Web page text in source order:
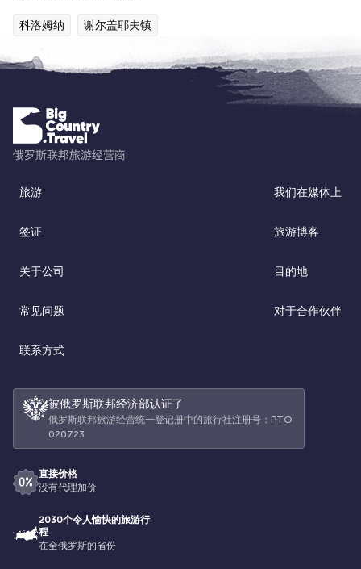
科洛姆纳 谢尔盖耶夫镇
旅游 我们在媒体上
签证 旅游博客
关于公司 目的地
常见问题 对于合作伙伴
联系方式
被俄罗斯联邦经济部认证了
俄罗斯联邦旅游经营统一登记册中的旅行社注册号：РТО
020723
直接价格
没有代理加价
2030个令人愉快的旅游行
程
在全俄罗斯的省份